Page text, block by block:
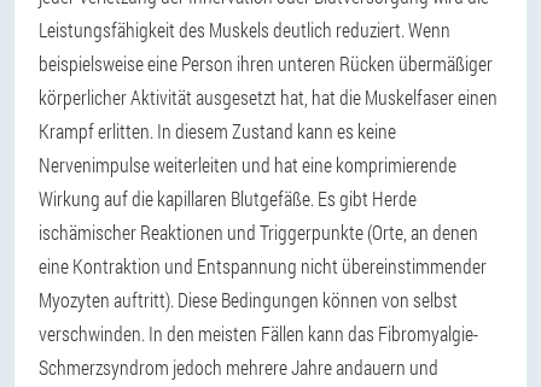
Leistungsfähigkeit des Muskels deutlich reduziert. Wenn
beispielsweise eine Person ihren unteren Rücken übermäßiger
körperlicher Aktivität ausgesetzt hat, hat die Muskelfaser einen
Krampf erlitten. In diesem Zustand kann es keine
Nervenimpulse weiterleiten und hat eine komprimierende
Wirkung auf die kapillaren Blutgefäße. Es gibt Herde
ischämischer Reaktionen und Triggerpunkte (Orte, an denen
eine Kontraktion und Entspannung nicht übereinstimmender
Myozyten auftritt). Diese Bedingungen können von selbst
verschwinden. In den meisten Fällen kann das Fibromyalgie-
Schmerzsyndrom jedoch mehrere Jahre andauern und